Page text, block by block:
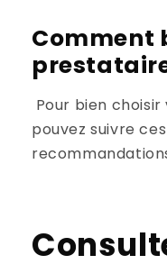
Comment
Pour bien
pouvez suivre